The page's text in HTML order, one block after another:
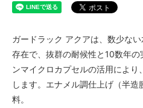
ガードラック アクアは、数少な
存在で、抜群の耐候性と10数年
ンマイクロカプセルの活用によ
します。エナメル調仕上げ（半
料。